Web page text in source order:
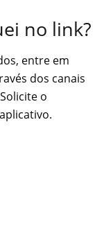
no link?
entre em
dos canais
o